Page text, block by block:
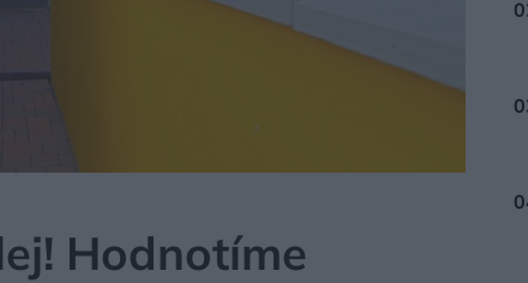
Hodnotíme